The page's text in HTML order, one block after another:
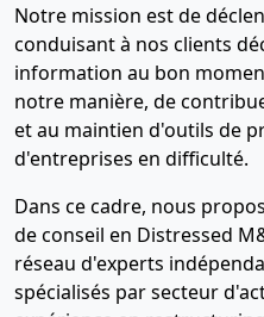
Notre mission est de
conduisant à nos clients
information au bon
notre manière, de
et au maintien d'outils de
d'entreprises en difficulté.
Dans ce cadre, nous
de conseil en Distressed
réseau d'experts
spécialisés par secteur